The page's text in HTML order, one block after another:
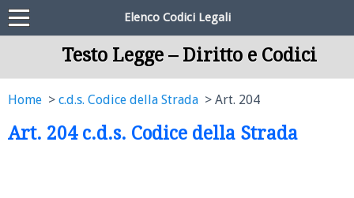
Elenco Codici Legali
Testo Legge – Diritto e Codici
Home c.d.s. Codice della Strada Art. 204
Art. 204 c.d.s. Codice della Strada